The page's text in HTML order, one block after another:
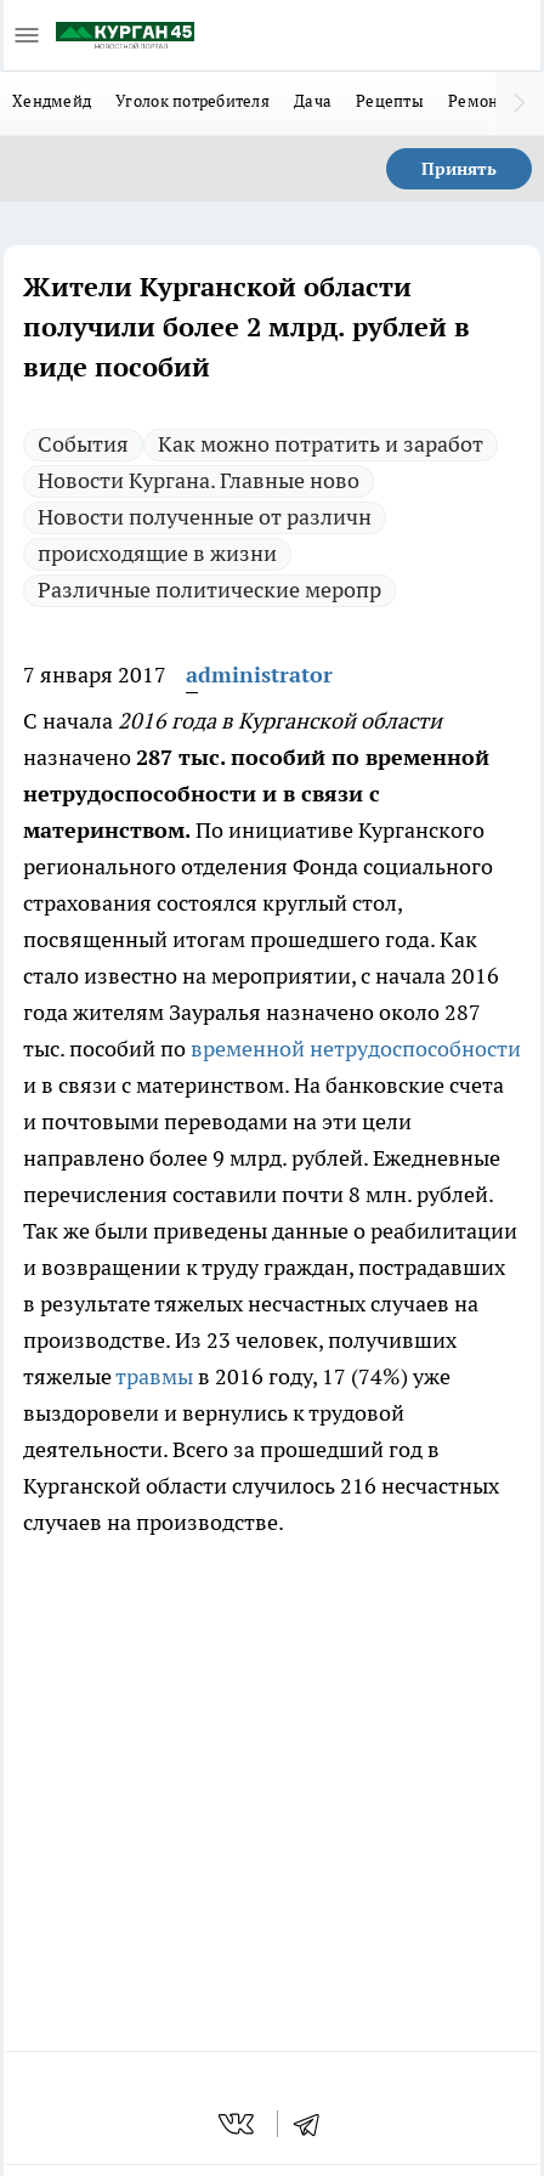
Хендмейд Уголок потребителя Дача Рецепты Ремонт
Принять
Жители Курганской области
получили более 2 млрд. рублей в
виде пособий
Cобытия
Как можно потратить и заработ
Новости Кургана. Главные ново
Новости полученные от различн
происходящие в жизни
Различные политические меропр
7 января 2017
administrator
С начала 2016 года в Курганской области
назначено287 тыс. пособий по временной
нетрудоспособности и в связи с
материнством.По инициативе Курганского
регионального отделения Фонда социального
страхования состоялся круглый стол,
посвященный итогам прошедшего года. Как
стало известно на мероприятии, с начала 2016
года жителям Зауралья назначено около 287
тыс. пособий повременной нетрудоспособности
и в связи с материнством. На банковские счета
и почтовыми переводами на эти цели
направлено более 9 млрд. рублей. Ежедневные
перечисления составили почти 8 млн. рублей.
Так же были приведены данные о реабилитации
и возвращении к труду граждан, пострадавших
в результате тяжелых несчастных случаев на
производстве. Из 23 человек, получивших
тяжелыетравмыв 2016 году, 17 (74%) уже
выздоровели и вернулись к трудовой
деятельности. Всего за прошедший год в
Курганской области случилось 216 несчастных
случаев на производстве.